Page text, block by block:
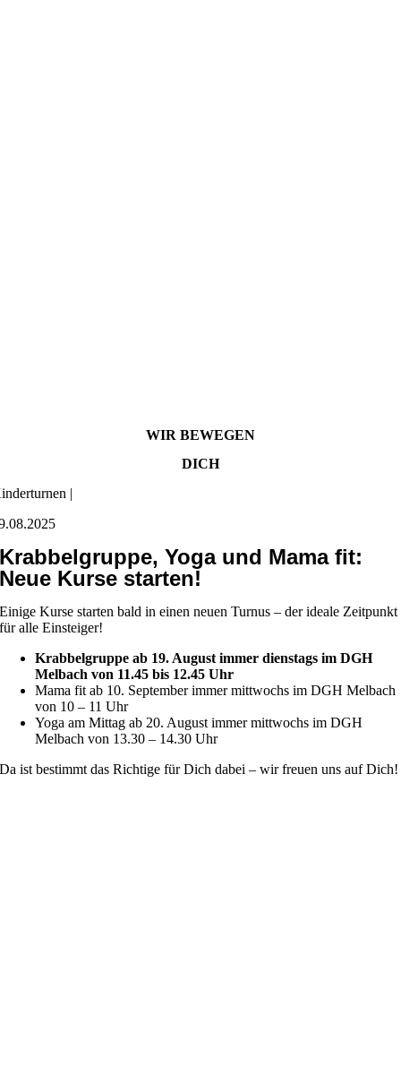
WIR BEWEGEN
DICH
|
Krabbelgruppe, Yoga und Mama fit:
Neue Kurse starten!
Einige Kurse starten bald in einen neuen Turnus – der ideale Zeitpunkt
für alle Einsteiger!
Krabbelgruppe ab 19. August immer dienstags im DGH
Melbach von 11.45 bis 12.45 Uhr
Mama fit ab 10. September immer mittwochs im DGH Melbach
von 10 – 11 Uhr
Yoga am Mittag ab 20. August immer mittwochs im DGH
Melbach von 13.30 – 14.30 Uhr
Da ist bestimmt das Richtige für Dich dabei – wir freuen uns auf Dich!